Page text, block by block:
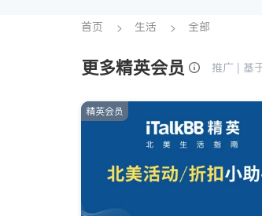
首页 生活 全部
更多精英会员 推广 | 基
精英会员